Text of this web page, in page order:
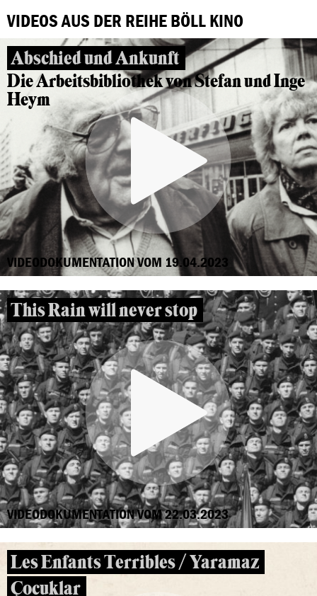
VIDEOS AUS DER REIHE BÖLL KINO
Abschied und Ankunft
Die Arbeitsbibliothek von Stefan und Inge
Heym
VIDEODOKUMENTATION VOM 19.04.2023
This Rain will never stop
VIDEODOKUMENTATION VOM 22.03.2023
Les Enfants Terribles / Yaramaz
Çocuklar